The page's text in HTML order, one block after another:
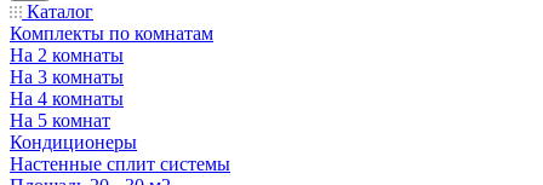
Каталог
Комплекты по комнатам
На 2 комнаты
На 3 комнаты
На 4 комнаты
На 5 комнат
Кондиционеры
Настенные сплит системы